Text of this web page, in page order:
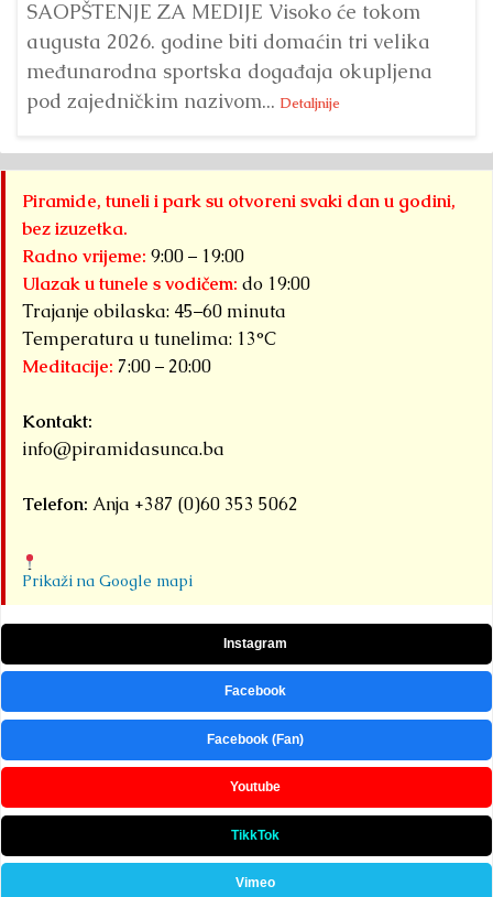
SAOPŠTENJE ZA MEDIJE Visoko će tokom
augusta 2026. godine biti domaćin tri velika
međunarodna sportska događaja okupljena
pod zajedničkim nazivom... Detaljnije
Piramide, tuneli i park su otvoreni svaki dan u godini,
bez izuzetka.
Radno vrijeme: 9:00 – 19:00
Ulazak u tunele s vodičem: do 19:00
Trajanje obilaska: 45–60 minuta
Temperatura u tunelima: 13°C
Meditacije: 7:00 – 20:00
Kontakt:
info@piramidasunca.ba
Telefon: Anja +387 (0)60 353 5062
Prikaži na Google mapi
Instagram
Facebook
Facebook (Fan)
Youtube
TikkTok
Vimeo